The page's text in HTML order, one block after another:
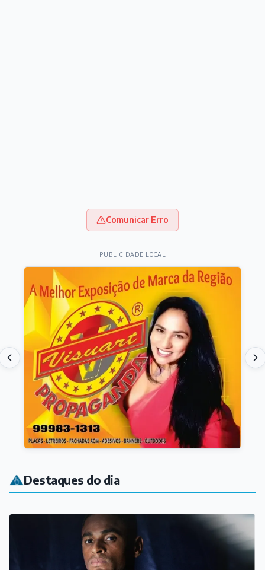
Comunicar Erro
PUBLICIDADE LOCAL
Destaques do dia